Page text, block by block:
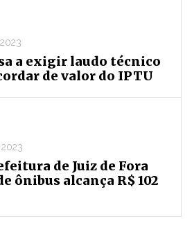
a exigir laudo técnico
de valor do IPTU
de Juiz de Fora
ônibus alcança R$ 102